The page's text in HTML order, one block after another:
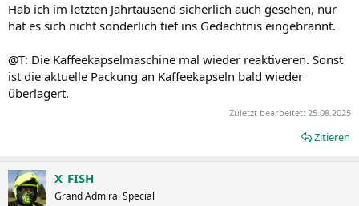
Hab ich im letzten Jahrtausend sicherlich auch gesehen, nur
hat es sich nicht sonderlich tief ins Gedächtnis eingebrannt.
@T: Die Kaffeekapselmaschine mal wieder reaktiveren. Sonst
ist die aktuelle Packung an Kaffeekapseln bald wieder
überlagert.
Zuletzt bearbeitet: 25.08.2025
Zitieren
X_FISH
Grand Admiral Special